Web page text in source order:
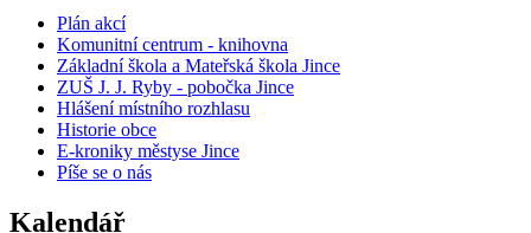
Plán akcí
Komunitní centrum - knihovna
Základní škola a Mateřská škola Jince
ZUŠ J. J. Ryby - pobočka Jince
Hlášení místního rozhlasu
Historie obce
E-kroniky městyse Jince
Píše se o nás
Kalendář